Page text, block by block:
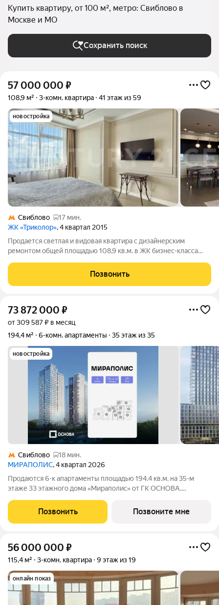
Купить квартиру, от 100 м², метро: Свиблово в
Москве и МО
Сохранить поиск
57 000 000 ₽
108,9 м² 3-комн. квартира 41 этаж из 59
новостройка
Свиблово
17 мин.
ЖК «Триколор», 4 квартал 2015
Продается светлая и видовая квартира с дизайнерским
ремонтом общей площадью 108,9 кв.м. в ЖК бизнес-класса
комфорт и захватывающие виды. ЖК "Триколор" - жилой
комплекс, который расположен на
Позвонить
73 872 000 ₽
от 309 587 ₽ в месяц
194,4 м²
6-комн. апартаменты 35 этаж из 35
новостройка
Свиблово
18 мин.
МИРАПОЛИС, 4 квартал 2026
Продаются 6-к апартаменты площадью 194.4 кв.м. на 35-м
этаже 33 этажного дома «Мираполис» от ГК ОСНОВА.
всё для работы, отдыха и жизни. Проект состоит из четырех
башен с авторскими стеклянными
Позвонить Позвоните мне
56 000 000 ₽
115,4 м² 3-комн. квартира 9 этаж из 19
онлайн показ